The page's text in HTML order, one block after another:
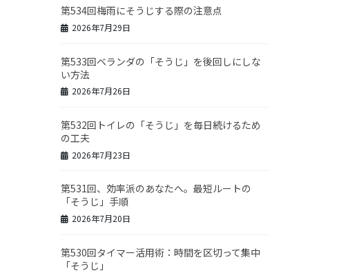
第534回梅雨にそうじする際の注意点
2026年7月29日
第533回ベランダの「そうじ」を後回しにしな
い方法
2026年7月26日
第532回トイレの「そうじ」を毎日続けるため
の工夫
2026年7月23日
第531回、効率派のあなたへ。最短ルートの
「そうじ」手順
2026年7月20日
第530回タイマー活用術：時間を区切って集中
「そうじ」